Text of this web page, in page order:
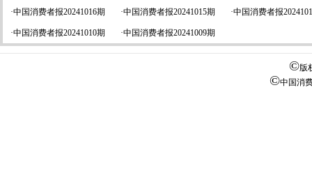
·中国消费者报20241016期 ·中国消费者报20241015期 ·中国消费者报
·中国消费者报20241010期 ·中国消费者报20241009期
©版
©中国消